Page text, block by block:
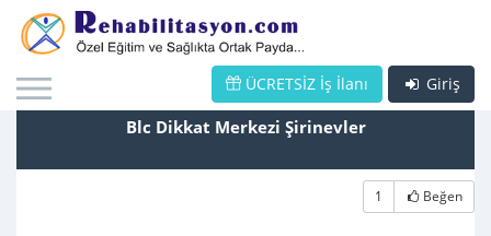
Giriş
ÜCRETSİZ İş İlanı
Blc Dikkat Merkezi Şirinevler
1 Beğen